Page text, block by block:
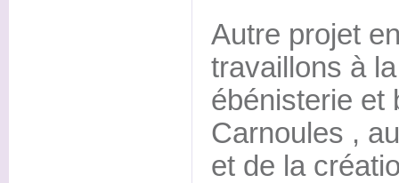
Autre projet
travaillons à
ébénisterie et
Carnoules ,
et de la